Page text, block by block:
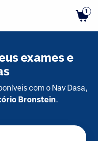
1
exames e
com o Nav Dasa,
Bronstein.